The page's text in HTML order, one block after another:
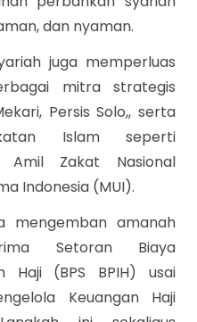
dan nyaman.
juga memperluas
mitra strategis
Persis Solo,, serta
Islam seperti
Amil Zakat Nasional
Indonesia (MUI).
mengemban amanah
Setoran Biaya
Haji (BPS BPIH) usai
Keuangan Haji